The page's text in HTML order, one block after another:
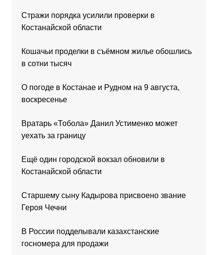
Стражи порядка усилили проверки в
Костанайской области
Кошачьи проделки в съёмном жилье обошлись
в сотни тысяч
О погоде в Костанае и Рудном на 9 августа,
воскресенье
Вратарь «Тобола» Данил Устименко может
уехать за границу
Ещё один городской вокзал обновили в
Костанайской области
Старшему сыну Кадырова присвоено звание
Героя Чечни
В России подделывали казахстанские
госномера для продажи